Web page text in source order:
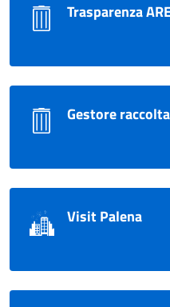
Trasparenza
Gestore
Visit Palena